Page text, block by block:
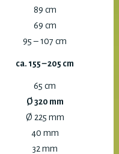
89 cm
69 cm
95 – 107 cm
ca. 155 – 205 cm
65 cm
Ø 320 mm
Ø 225 mm
40 mm
32 mm